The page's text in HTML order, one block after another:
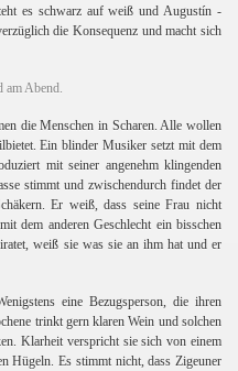
es schwarz auf weiß und Augustín -
die Konsequenz und macht sich
am Abend.
die Menschen in Scharen. Alle wollen
Ein blinder Musiker setzt mit dem
mit seiner angenehm klingenden
stimmt und zwischendurch findet der
Er weiß, dass seine Frau nicht
dem anderen Geschlecht ein bisschen
weiß sie was sie an ihm hat und er
eine Bezugsperson, die ihren
trinkt gern klaren Wein und solchen
Klarheit verspricht sie sich von einem
Hügeln. Es stimmt nicht, dass Zigeuner